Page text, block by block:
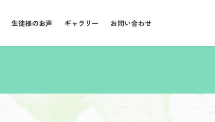
生徒様のお声 ギャラリー お問い合わせ